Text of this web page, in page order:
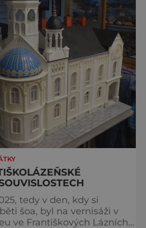
tedy v den, kdy si
šoa, byl na vernisáži v
ve Františkových Lázních